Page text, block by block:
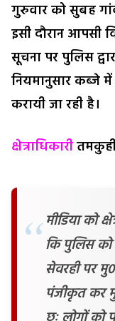
गुरुवार को सुबह
इसी दौरान आपसी
सूचना पर पुलिस
नियमानुसार कब्जे में
करायी जा रही है।
क्षेत्राधिकारी
मीडिया को
कि पुलिस को
सेवरही पर
पंजीकृत कर